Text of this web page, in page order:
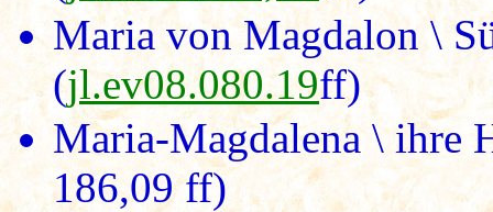
Maria von Magdalon \
(jl.ev08.080.19ff)
Maria-Magdalena \ ihre
186,09 ff)